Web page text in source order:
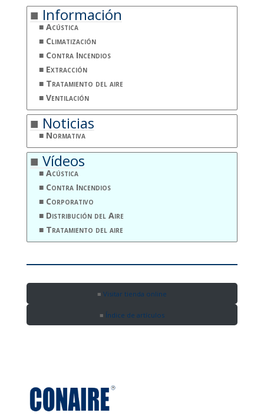
Información
Acústica
Climatización
Contra Incendios
Extracción
Tratamiento del aire
Ventilación
Noticias
Normativa
Vídeos
Acústica
Contra Incendios
Corporativo
Distribución del Aire
Tratamiento del aire
Visitar tienda online
Índice de artículos